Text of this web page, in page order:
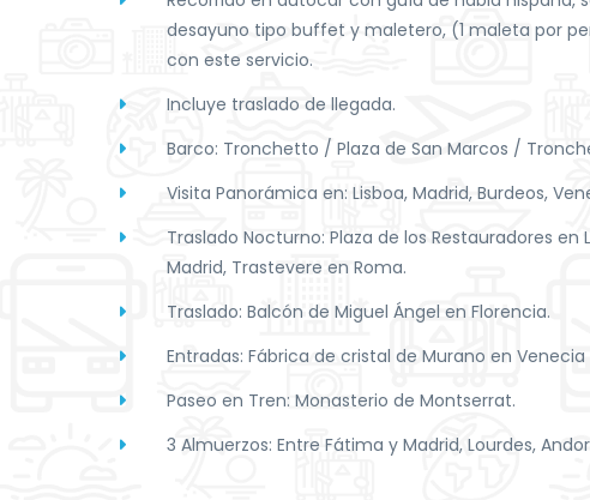
desayuno tipo buffet y maletero, (1 maleta por
con este servicio.
Incluye traslado de llegada.
Barco: Tronchetto / Plaza de San Marcos /
Visita Panorámica en: Lisboa, Madrid, Burdeos,
Traslado Nocturno: Plaza de los Restauradores en
Madrid, Trastevere en Roma.
Traslado: Balcón de Miguel Ángel en Florencia.
Entradas: Fábrica de cristal de Murano en Venecia
Paseo en Tren: Monasterio de Montserrat.
3 Almuerzos: Entre Fátima y Madrid, Lourdes,